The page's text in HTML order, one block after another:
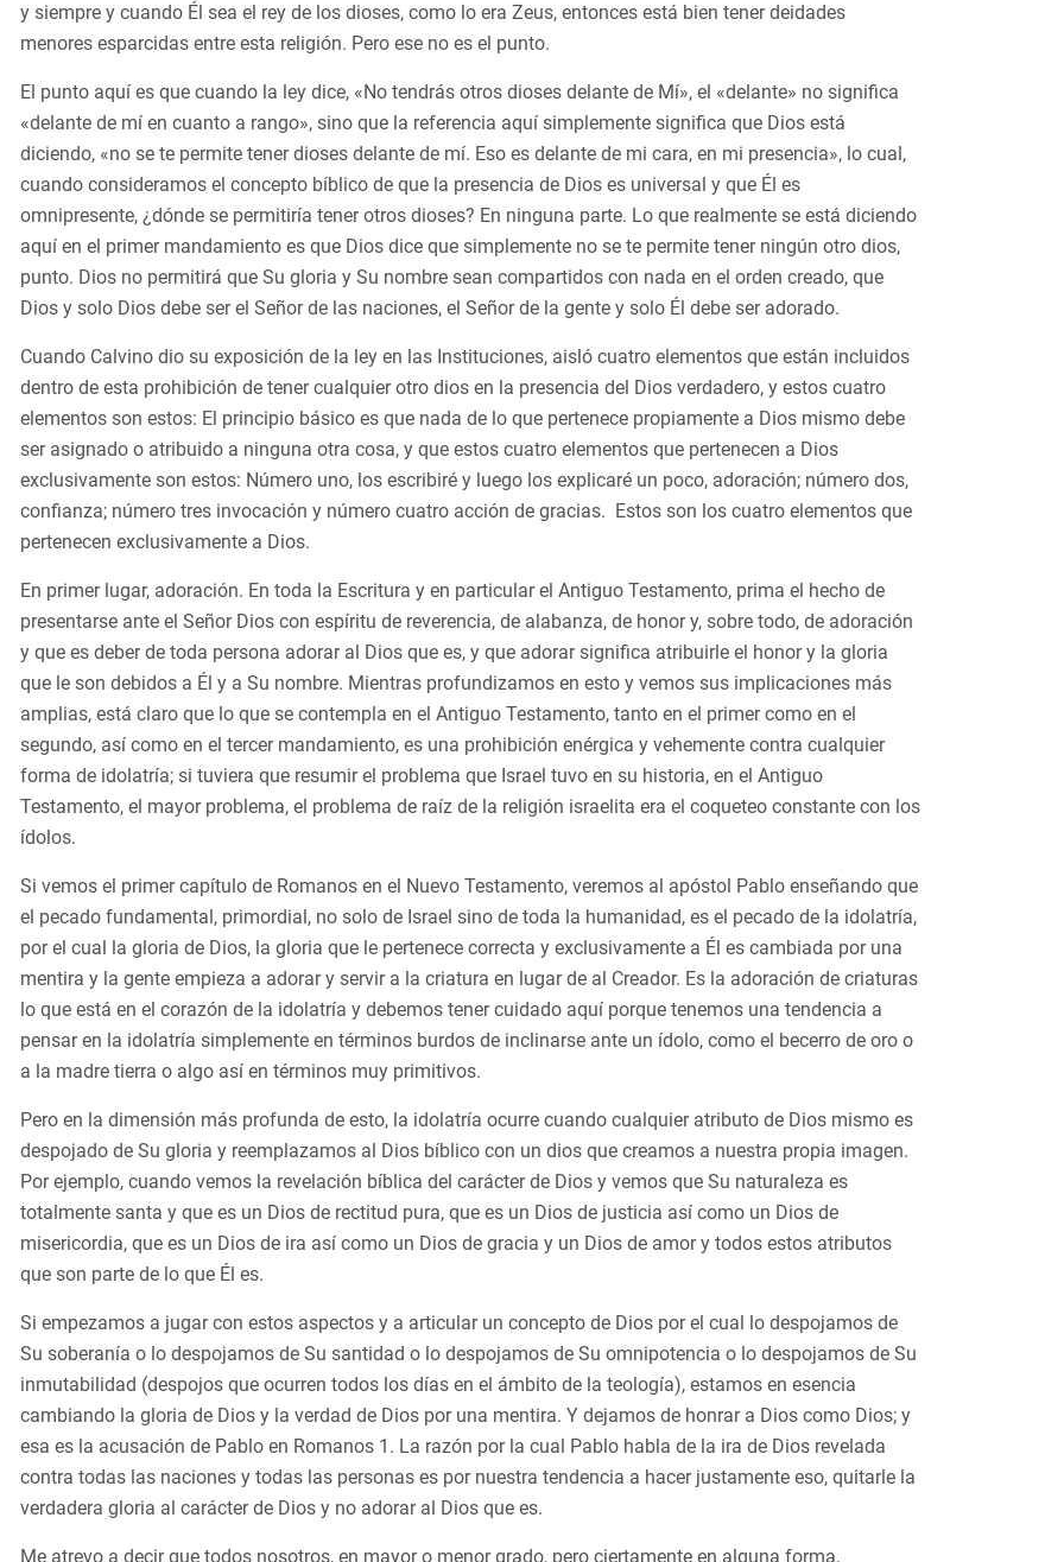
y siempre y cuando Él sea el rey de los dioses, como lo era Zeus, entonces está bien tener deidades
menores esparcidas entre esta religión. Pero ese no es el punto.
El punto aquí es que cuando la ley dice, «No tendrás otros dioses delante de Mí», el «delante» no significa
«delante de mí en cuanto a rango», sino que la referencia aquí simplemente significa que Dios está
diciendo, «no se te permite tener dioses delante de mí. Eso es delante de mi cara, en mi presencia», lo cual,
cuando consideramos el concepto bíblico de que la presencia de Dios es universal y que Él es
omnipresente, ¿dónde se permitiría tener otros dioses? En ninguna parte. Lo que realmente se está diciendo
aquí en el primer mandamiento es que Dios dice que simplemente no se te permite tener ningún otro dios,
punto. Dios no permitirá que Su gloria y Su nombre sean compartidos con nada en el orden creado, que
Dios y solo Dios debe ser el Señor de las naciones, el Señor de la gente y solo Él debe ser adorado.
Cuando Calvino dio su exposición de la ley en las Instituciones, aisló cuatro elementos que están incluidos
dentro de esta prohibición de tener cualquier otro dios en la presencia del Dios verdadero, y estos cuatro
elementos son estos: El principio básico es que nada de lo que pertenece propiamente a Dios mismo debe
ser asignado o atribuido a ninguna otra cosa, y que estos cuatro elementos que pertenecen a Dios
exclusivamente son estos: Número uno, los escribiré y luego los explicaré un poco, adoración; número dos,
confianza; número tres invocación y número cuatro acción de gracias. Estos son los cuatro elementos que
pertenecen exclusivamente a Dios.
En primer lugar, adoración. En toda la Escritura y en particular el Antiguo Testamento, prima el hecho de
presentarse ante el Señor Dios con espíritu de reverencia, de alabanza, de honor y, sobre todo, de adoración
y que es deber de toda persona adorar al Dios que es, y que adorar significa atribuirle el honor y la gloria
que le son debidos a Él y a Su nombre. Mientras profundizamos en esto y vemos sus implicaciones más
amplias, está claro que lo que se contempla en el Antiguo Testamento, tanto en el primer como en el
segundo, así como en el tercer mandamiento, es una prohibición enérgica y vehemente contra cualquier
forma de idolatría; si tuviera que resumir el problema que Israel tuvo en su historia, en el Antiguo
Testamento, el mayor problema, el problema de raíz de la religión israelita era el coqueteo constante con los
ídolos.
Si vemos el primer capítulo de Romanos en el Nuevo Testamento, veremos al apóstol Pablo enseñando que
el pecado fundamental, primordial, no solo de Israel sino de toda la humanidad, es el pecado de la idolatría,
por el cual la gloria de Dios, la gloria que le pertenece correcta y exclusivamente a Él es cambiada por una
mentira y la gente empieza a adorar y servir a la criatura en lugar de al Creador. Es la adoración de criaturas
lo que está en el corazón de la idolatría y debemos tener cuidado aquí porque tenemos una tendencia a
pensar en la idolatría simplemente en términos burdos de inclinarse ante un ídolo, como el becerro de oro o
a la madre tierra o algo así en términos muy primitivos.
Pero en la dimensión más profunda de esto, la idolatría ocurre cuando cualquier atributo de Dios mismo es
despojado de Su gloria y reemplazamos al Dios bíblico con un dios que creamos a nuestra propia imagen.
Por ejemplo, cuando vemos la revelación bíblica del carácter de Dios y vemos que Su naturaleza es
totalmente santa y que es un Dios de rectitud pura, que es un Dios de justicia así como un Dios de
misericordia, que es un Dios de ira así como un Dios de gracia y un Dios de amor y todos estos atributos
que son parte de lo que Él es.
Si empezamos a jugar con estos aspectos y a articular un concepto de Dios por el cual lo despojamos de
Su soberanía o lo despojamos de Su santidad o lo despojamos de Su omnipotencia o lo despojamos de Su
inmutabilidad (despojos que ocurren todos los días en el ámbito de la teología), estamos en esencia
cambiando la gloria de Dios y la verdad de Dios por una mentira. Y dejamos de honrar a Dios como Dios; y
esa es la acusación de Pablo en Romanos 1. La razón por la cual Pablo habla de la ira de Dios revelada
contra todas las naciones y todas las personas es por nuestra tendencia a hacer justamente eso, quitarle la
verdadera gloria al carácter de Dios y no adorar al Dios que es.
Me atrevo a decir que todos nosotros, en mayor o menor grado, pero ciertamente en alguna forma,